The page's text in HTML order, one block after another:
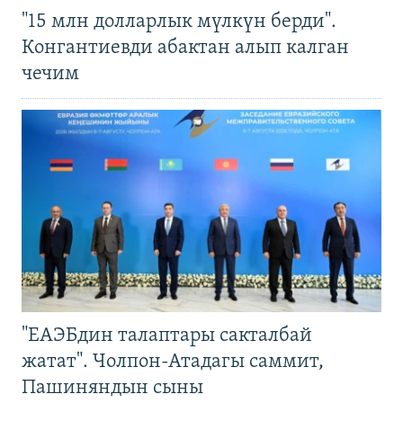
"15 млн долларлык мүлкүн берди".
Конгантиевди абактан алып калган
чечим
"ЕАЭБдин талаптары сакталбай
жатат". Чолпон-Атадагы саммит,
Пашиняндын сыны